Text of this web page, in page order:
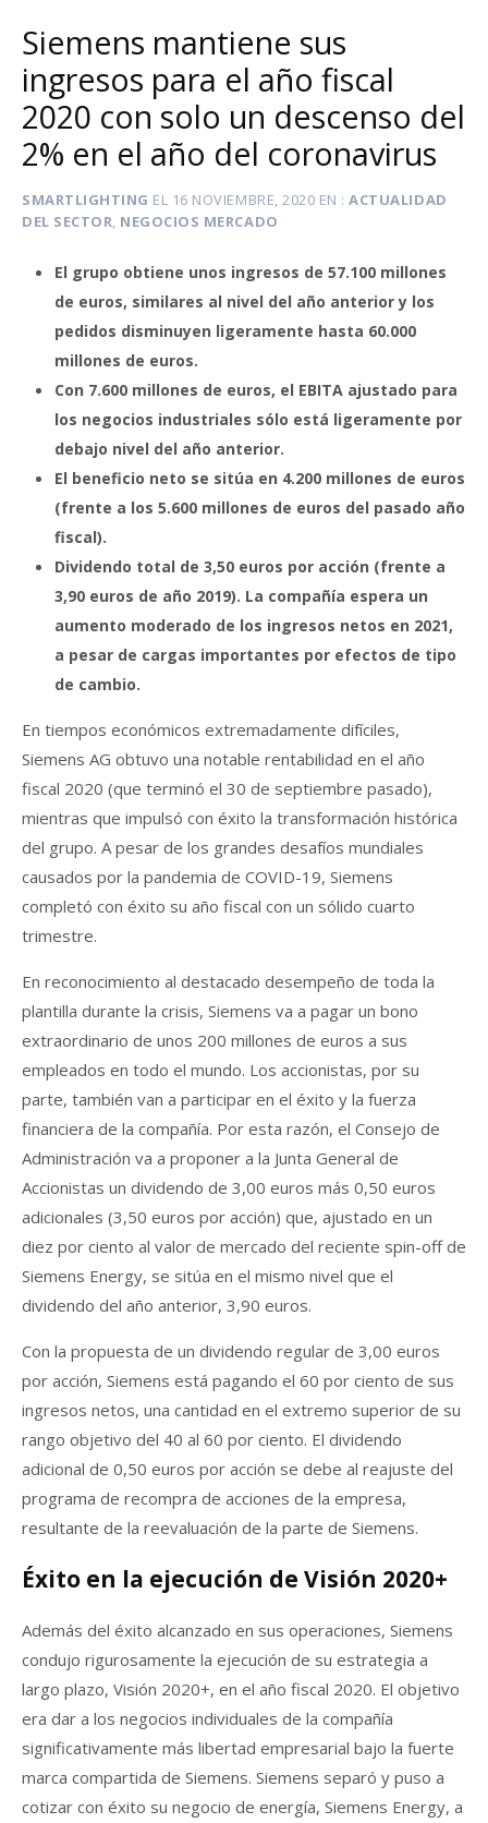
Siemens mantiene sus
ingresos para el año fiscal
2020 con solo un descenso del
2% en el año del coronavirus
SMARTLIGHTING EL 16 NOVIEMBRE, 2020 EN
ACTUALIDAD
DEL SECTOR, NEGOCIOS MERCADO
El grupo obtiene unos ingresos de 57.100 millones
de euros, similares al nivel del año anterior y los
pedidos disminuyen ligeramente hasta 60.000
millones de euros.
Con 7.600 millones de euros, el EBITA ajustado para
los negocios industriales sólo está ligeramente por
debajo nivel del año anterior.
El beneficio neto se sitúa en 4.200 millones de euros
(frente a los 5.600 millones de euros del pasado año
fiscal).
Dividendo total de 3,50 euros por acción (frente a
3,90 euros de año 2019). La compañía espera un
aumento moderado de los ingresos netos en 2021,
a pesar de cargas importantes por efectos de tipo
de cambio.
En tiempos económicos extremadamente difíciles,
Siemens AG obtuvo una notable rentabilidad en el año
fiscal 2020 (que terminó el 30 de septiembre pasado),
mientras que impulsó con éxito la transformación histórica
del grupo. A pesar de los grandes desafíos mundiales
causados por la pandemia de COVID-19, Siemens
completó con éxito su año fiscal con un sólido cuarto
trimestre.
En reconocimiento al destacado desempeño de toda la
plantilla durante la crisis, Siemens va a pagar un bono
extraordinario de unos 200 millones de euros a sus
empleados en todo el mundo. Los accionistas, por su
parte, también van a participar en el éxito y la fuerza
financiera de la compañía. Por esta razón, el Consejo de
Administración va a proponer a la Junta General de
Accionistas un dividendo de 3,00 euros más 0,50 euros
adicionales (3,50 euros por acción) que, ajustado en un
diez por ciento al valor de mercado del reciente spin-off de
Siemens Energy, se sitúa en el mismo nivel que el
dividendo del año anterior, 3,90 euros.
Con la propuesta de un dividendo regular de 3,00 euros
por acción, Siemens está pagando el 60 por ciento de sus
ingresos netos, una cantidad en el extremo superior de su
rango objetivo del 40 al 60 por ciento. El dividendo
adicional de 0,50 euros por acción se debe al reajuste del
programa de recompra de acciones de la empresa,
resultante de la reevaluación de la parte de Siemens.
Éxito en la ejecución de Visión 2020+
Además del éxito alcanzado en sus operaciones, Siemens
condujo rigurosamente la ejecución de su estrategia a
largo plazo, Visión 2020+, en el año fiscal 2020. El objetivo
era dar a los negocios individuales de la compañía
significativamente más libertad empresarial bajo la fuerte
marca compartida de Siemens. Siemens separó y puso a
cotizar con éxito su negocio de energía, Siemens Energy, a